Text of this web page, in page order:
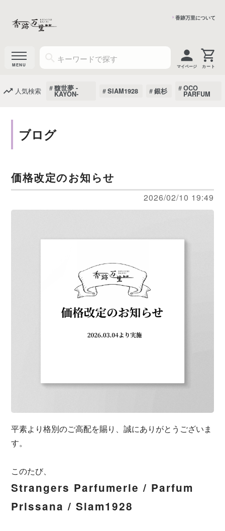
香跡万里について
マイページ
人気検索 馥世夢 -
KAYON- SIAM1928 銀杉 OCO
PARFUM
ブログ
価格改定のお知らせ
2026/02/10 19:49
平素より格別のご高配を賜り、誠にありがとうございま
す。
このたび、
Strangers Parfumerie / Parfum
Prissana / Siam1928